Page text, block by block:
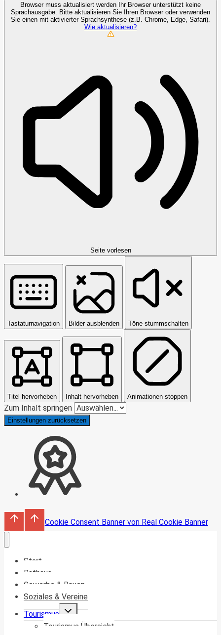
Browser muss aktualisiert werden Ihr Browser unterstützt keine
Sprachausgabe. Bitte aktualisieren Sie Ihren Browser oder verwenden
Sie einen mit aktivierter Sprachsynthese (z.B. Chrome, Edge, Safari).
Wie aktualisieren?
Seite vorlesen
Tastaturnavigation Bilder ausblenden Töne stummschalten
Titel hervorheben Inhalt hervorheben Animationen stoppen
Zum Inhalt springen
Einstellungen zurücksetzen
Cookie Consent Banner von Real Cookie Banner
Start
Rathaus
Gewerbe & Bauen
Soziales & Vereine
Tourismus
Untermenü
umschalten
Tourismus Übersicht